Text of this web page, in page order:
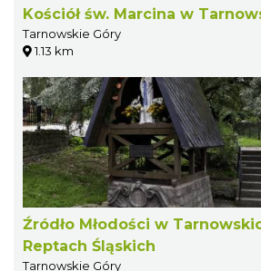
Kościół św. Marcina w
Tarnowskie Góry
1.13 km
Źródło Młodości w
Reptach Śląskich
Tarnowskie Góry